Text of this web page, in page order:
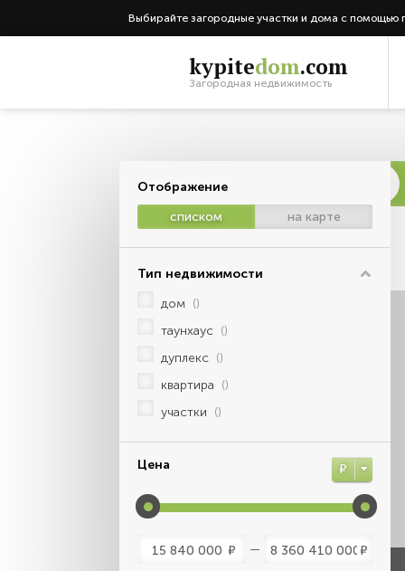
Выбирайте загородные участки и дома с помощью
kypitedom.com
Загородная недвижимость
Отображение
списком
на карте
Тип недвижимости
дом ()
таунхаус ()
дуплекс ()
квартира ()
участки ()
Цена Р
Р Р